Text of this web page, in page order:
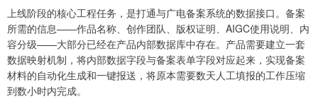
上线阶段的核心工程任务，是打通与广电备案系统的数据接口。备案
所需的信息——作品名称、创作团队、版权证明、AIGC使用说明、内
容分级——大部分已经在产品内部数据库中存在。产品需要建立一套
数据映射机制，将内部数据字段与备案表单字段对应起来，实现备案
材料的自动化生成和一键报送，将原本需要数天人工填报的工作压缩
到数小时内完成。